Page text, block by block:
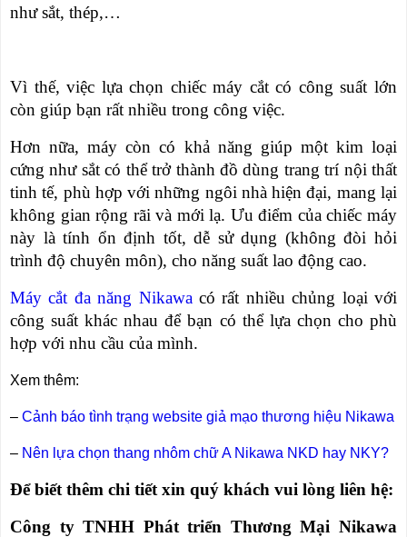
như sắt, thép,…
Vì thế, việc lựa chọn chiếc máy cắt có công suất lớn
còn giúp bạn rất nhiều trong công việc.
Hơn nữa, máy còn có khả năng giúp một kim loại
cứng như sắt có thể trở thành đồ dùng trang trí nội thất
tinh tế, phù hợp với những ngôi nhà hiện đại, mang lại
không gian rộng rãi và mới lạ. Ưu điểm của chiếc máy
này là tính ổn định tốt, dễ sử dụng (không đòi hỏi
trình độ chuyên môn), cho năng suất lao động cao.
Máy cắt đa năng Nikawacó rất nhiều chủng loại với
công suất khác nhau để bạn có thể lựa chọn cho phù
hợp với nhu cầu của mình.
Xem thêm:
– Cảnh báo tình trạng website giả mạo thương hiệu Nikawa
– Nên lựa chọn thang nhôm chữ A Nikawa NKD hay NKY?
Để biết thêm chi tiết xin quý khách vui lòng liên hệ:
Công ty TNHH Phát triển Thương Mại Nikawa